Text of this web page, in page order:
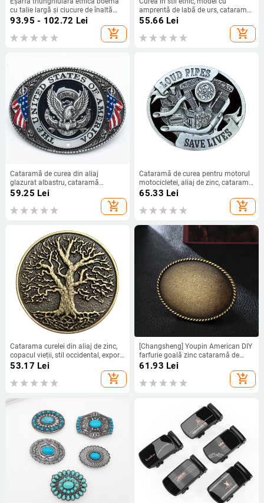
cu talie largă și ciucure de înaltă
calitate, dansatoare hip-hop, la
93.95 - 102.72 Lei
add_shopping_cart
amprentă de labă de urs, cataramă
pentru blugi, cataramă cu placă din
aliaj de competiție American Denim
55.66 Lei
add_shopping_cart
Cataramă de curea din aliaj
glazurat albastru, cataramă
creativă cu pictură vultur cu steagul
american, cataramă de curea
specială vintage distinctivă
59.25 Lei
add_shopping_cart
Cataramă de curea pentru motorul
motocicletei, aliaj de zinc, cataramă
netedă, stil Western, primăvara
65.33 Lei
add_shopping_cart
Catarama curelei din aliaj de zinc,
copacul vieții, stil occidental, export
european și american, comerț
aprovizionare mare, avantajos
53.17 Lei
add_shopping_cart
[Changsheng] Youpin American DIY
farfurie goală zinc cataramă de
curea de modă de Anul Nou
Amazon livrare transfrontalieră
dintr-o singură piesă
61.93 Lei
add_shopping_cart